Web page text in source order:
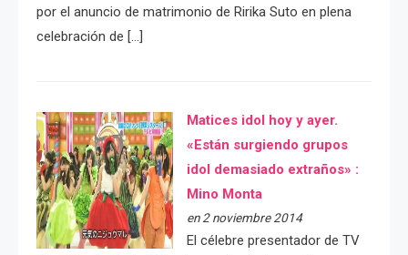
por el anuncio de matrimonio de Ririka Suto en plena
celebración de […]
Matices idol hoy y ayer.
«Están surgiendo grupos
idol demasiado extraños» :
Mino Monta
en 2 noviembre 2014
El célebre presentador de TV